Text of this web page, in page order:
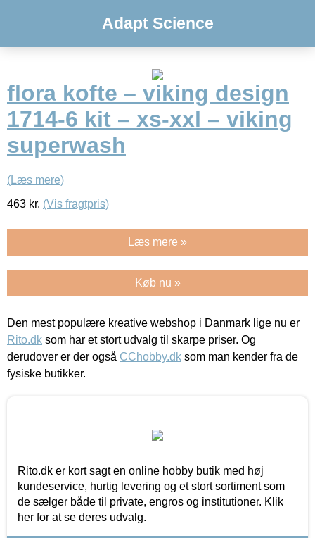
Adapt Science
flora kofte – viking design
1714-6 kit – xs-xxl – viking
superwash
(Læs mere)
463 kr. (Vis fragtpris)
Læs mere »
Køb nu »
Den mest populære kreative webshop i Danmark lige nu er
Rito.dk som har et stort udvalg til skarpe priser. Og
derudover er der også CChobby.dk som man kender fra de
fysiske butikker.
Rito.dk er kort sagt en online hobby butik med høj
kundeservice, hurtig levering og et stort sortiment som
de sælger både til private, engros og institutioner. Klik
her for at se deres udvalg.